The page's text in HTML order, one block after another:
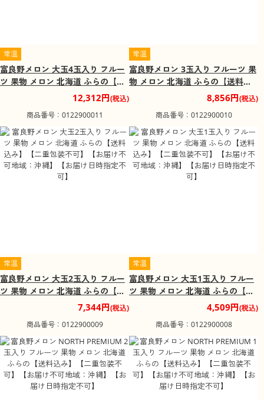
常温
富良野メロン 大玉4玉入り フルー
ツ 果物 メロン 北海道 ふらの【送
料込み】【二重包装不可】【お届
け不可地域：沖縄】【お届け日時
指定不可】
12,312円(税込)
商品番号：0122900011
常温
富良野メロン 3玉入り フルーツ 果
物 メロン 北海道 ふらの【送料込
み】【二重包装不可】【お届け不
可地域：沖縄】【お届け日時指定
8,856円(税込)
商品番号：0122900010
常温
富良野メロン 大玉2玉入り フルー
ツ 果物 メロン 北海道 ふらの【送
料込み】【二重包装不可】【お届
け不可地域：沖縄】【お届け日時
指定不可】
7,344円(税込)
商品番号：0122900009
常温
富良野メロン 大玉1玉入り フルー
ツ 果物 メロン 北海道 ふらの【送
料込み】【二重包装不可】【お届
け不可地域：沖縄】【お届け日時
指定不可】
4,509円(税込)
商品番号：0122900008